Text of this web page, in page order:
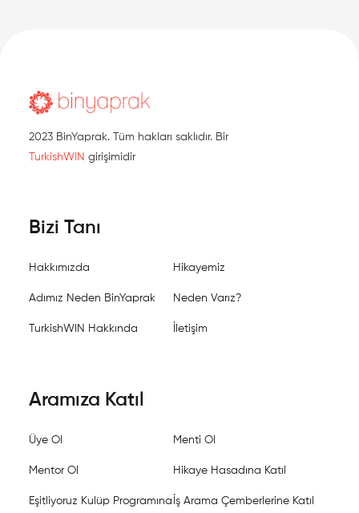
2023 BinYaprak. Tüm hakları saklıdır. Bir
TurkishWIN girişimidir
Bizi Tanı
Hakkımızda Hikayemiz
Adımız Neden BinYaprak Neden Varız?
TurkishWIN Hakkında İletişim
Aramıza Katıl
Üye Ol Menti Ol
Mentor Ol Hikaye Hasadına Katıl
Eşitliyoruz Kulüp Programına İş Arama Çemberlerine Katıl